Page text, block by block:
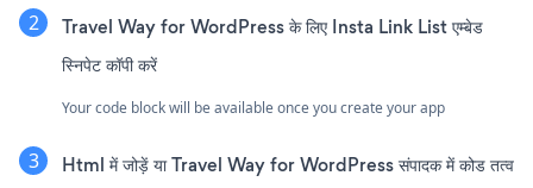
Travel Way for WordPress के लिए Insta Link List एम्बेड
स्निपेट कॉपी करें
Your code block will be available once you create your app
Html में जोड़ें या Travel Way for WordPress संपादक में कोड तत्व